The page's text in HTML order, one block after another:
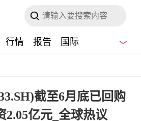
行情 报告 国际
截至6月底已回购
2.05亿元_全球热议